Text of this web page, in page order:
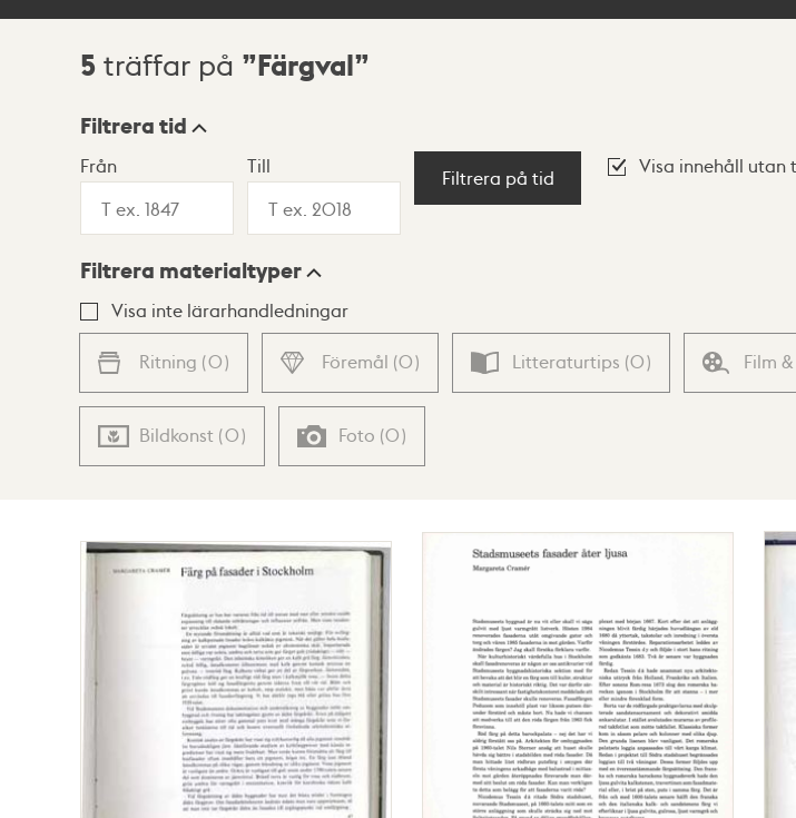
Sökresultat
5 träffar på Färgval
Visningsläge
Lista Karta
Filtrera tid
Från Till
Filtrera på tid
Visa innehåll utan
Filtrera materialtyper
Visa inte lärarhandledningar
Ritning (0) Föremål (0) Litteraturtips (0) Film
Bildkonst (0) Foto (0)